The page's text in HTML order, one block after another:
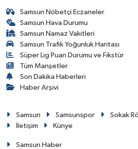
Samsun Nöbetçi Eczaneler
Samsun Hava Durumu
Samsun Namaz Vakitleri
Samsun Trafik Yoğunluk Haritası
Süper Lig Puan Durumu ve Fikstür
Tüm Manşetler
Son Dakika Haberleri
Haber Arşivi
Samsun Samsunspor Sokak
İletişim
Künye
Samsun Haber